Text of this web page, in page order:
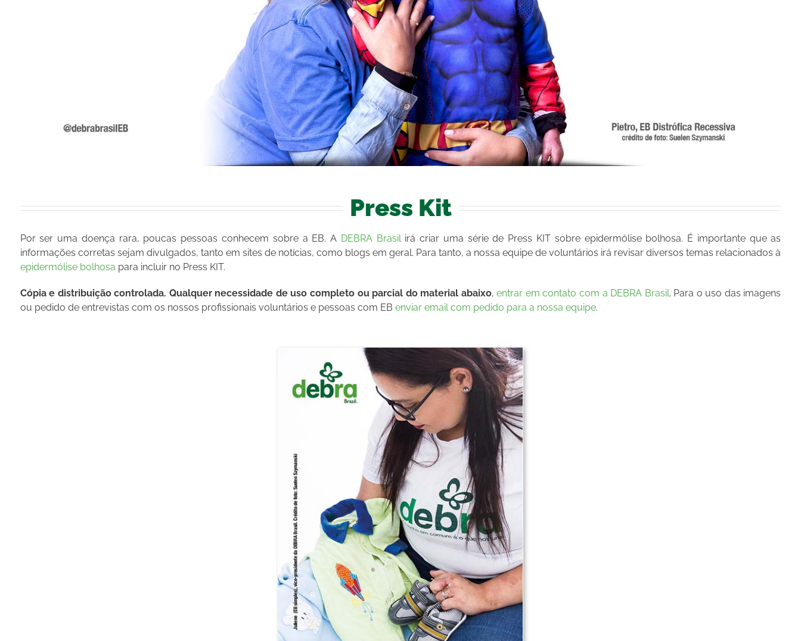
Press Kit
Por ser uma doença rara, poucas pessoas conhecem sobre a EB. A DEBRA Brasilirá criar uma série de Press KIT sobre epidermólise bolhosa. É importante que as
informações corretas sejam divulgados, tanto em sites de notícias, como blogs em geral. Para tanto, a nossa equipe de voluntários irá revisar diversos temas relacionados à
epidermólise bolhosa para incluir no Press KIT.
Cópia e distribuição controlada. Qualquer necessidade de uso completo ou parcial do material abaixo,entrar em contato com a DEBRA Brasil. Para o uso das imagens
ou pedido de entrevistas com os nossos profissionais voluntários e pessoas com EB enviar email com pedido para a nossa equipe.